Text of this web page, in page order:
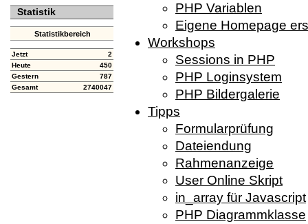
Statistik
Statistikbereich
Jetzt
2
Heute
450
Gestern
787
Gesamt
2740047
PHP Variablen
Eigene Homepage
Workshops
Sessions in PHP
PHP Loginsystem
PHP Bildergalerie
Tipps
Formularprüfung
Dateiendung
Rahmenanzeige
User Online Skript
in_array für Javascript
PHP Diagrammklasse